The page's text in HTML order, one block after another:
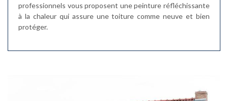
professionnels vous proposent une peinture réfléchissante
à la chaleur qui assure une toiture comme neuve et bien
protéger.